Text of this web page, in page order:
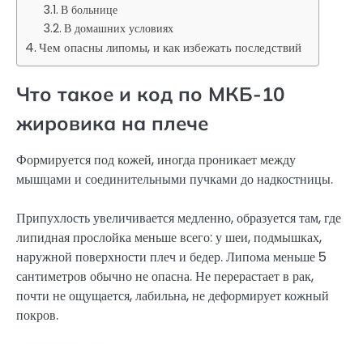
В больнице
В домашних условиях
Чем опасны липомы, и как избежать последствий
Что такое и код по МКБ-10
жировика на плече
Формируется под кожей, иногда проникает между
мышцами и соединительными пучками до надкостницы.
Припухлость увеличивается медленно, образуется там, где
липидная прослойка меньше всего: у шеи, подмышках,
наружной поверхности плеч и бедер. Липома меньше 5
сантиметров обычно не опасна. Не перерастает в рак,
почти не ощущается, лабильна, не деформирует кожный
покров.